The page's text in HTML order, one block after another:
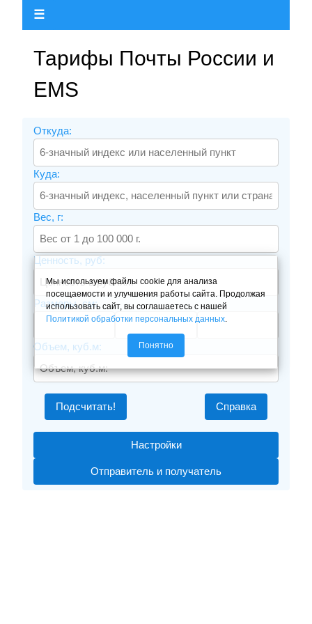
☰
Тарифы Почты России и
EMS
Откуда:
Куда:
Вес, г:
Ценность, руб:
Размеры, см:
Объем, куб.м:
Подсчитать! Справка
Настройки
Отправитель и получатель
Мы используем файлы cookie для анализа
посещаемости и улучшения работы сайта. Продолжая
использовать сайт, вы соглашаетесь с нашей
Политикой обработки персональных данных.
Понятно